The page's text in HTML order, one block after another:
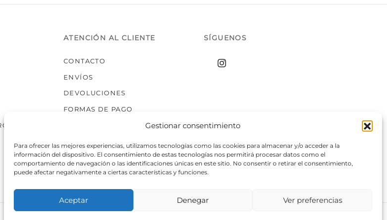
Gestionar consentimiento
Para ofrecer las mejores experiencias, utilizamos tecnologías como las cookies para almacenar y/o acceder a la
información del dispositivo. El consentimiento de estas tecnologías nos permitirá procesar datos como el
comportamiento de navegación o las identificaciones únicas en este sitio. No consentir o retirar el consentimiento,
puede afectar negativamente a ciertas características y funciones.
Aceptar Denegar Ver preferencias
ATENCIÓN AL CLIENTE
CONTACTO
ENVÍOS
DEVOLUCIONES
FORMAS DE PAGO
SÍGUENOS